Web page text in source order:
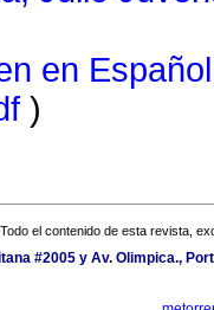
en Español
)
Todo el contenido de esta revista,
#2005 y Av. Olimpica.,